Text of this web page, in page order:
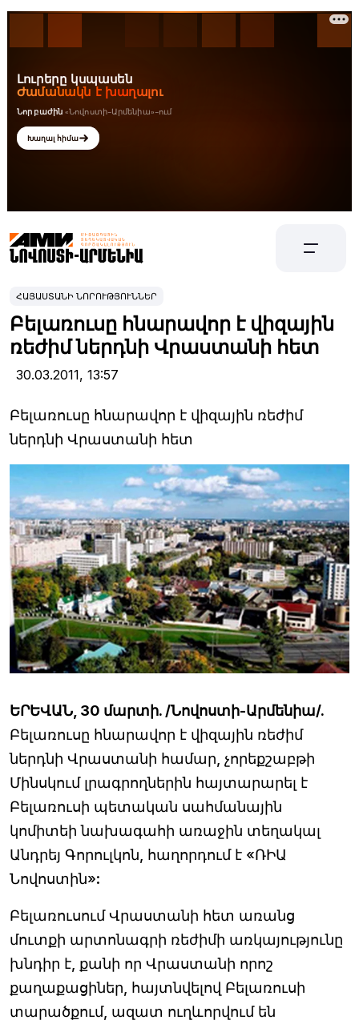
ՀԱՅԱՍՏԱՆԻ ՆՈՐՈՒԹՅՈՒՆՆԵՐ
Բելառուսը հնարավոր է վիզային
ռեժիմ ներդնի Վրաստանի հետ
30.03.2011, 13:57
Բելառուսը հնարավոր է վիզային ռեժիմ
ներդնի Վրաստանի հետ
ԵՐԵՎԱՆ, 30 մարտի. /Նովոստի-Արմենիա/.
Բելառուսը հնարավոր է վիզային ռեժիմ
ներդնի Վրաստանի համար, չորեքշաբթի
Մինսկում լրագրողներին հայտարարել է
Բելառուսի պետական սահմանային
կոմիտեի նախագահի առաջին տեղակալ
Անդրեյ Գորուլկոն, հաղորդում է «ՌԻԱ
Նովոստին»:
Բելառուսում Վրաստանի հետ առանց
մուտքի արտոնագրի ռեժիմի առկայությունը
խնդիր է, քանի որ Վրաստանի որոշ
քաղաքացիներ, հայտնվելով Բելառուսի
տարածքում, ազատ ուղևորվում են